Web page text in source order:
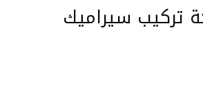
تركيب سيراميك